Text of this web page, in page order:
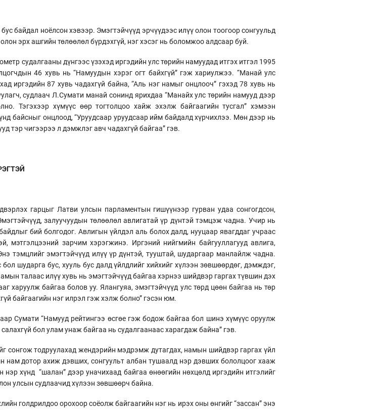
байдал ноёлсон хэвээр. Эмэгтэйчүүд эрчүүдээс илүү олон тоогоор сонгуульд
эрх ашгийн төлөөлөл бүрдэхгүй, нэг хэсэг нь боломжоо алдсаар буй.
судалгааны дүнгээс үзэхэд иргэдийн улс төрийн намуудад итгэх итгэл 1995
46 хувь нь “Намуудын хэрэг огт байхгүй” гэж хариулжээ. “Манай улс
иргэдийн 87 хувь чадахгүй байна, “Аль нэг намыг онцлооч” гэхэд 78 хувь нь
судлаач Л.Сумати манай сонинд ярихдаа “Манайх улс төрийн намууд дээр
Тэгэхээр хүмүүс өөр тогтолцоо хайж эхэлж байгаагийн тусгал” хэмээн
байсныг онцлоод, “Уруудсаар уруудсаар ийм байдалд хүрчихлээ. Мөн дээр нь
тэр чигээрээ л дэмжлэг авч чадахгүй байгаа” гэв.
гарцыг Латви улсын парламентын гишүүнээр гурван удаа сонгогдсон,
залуучуудын төлөөлөл авлигатай үр дүнтэй тэмцэж чадна. Учир нь
бий болгодог. Авлигын үйлдэл аль болох далд, нууцаар явагддаг учраас
мэтгэлцээний зарчим хэрэгжинэ. Иргэний нийгмийн байгууллагууд авлига,
тэмцлийг эмэгтэйчүүд илүү үр дүнтэй, тууштай, шударгаар манлайлж чадна.
шударга бус, хууль бус далд үйлдлийг хийхийг хүлээн зөвшөөрдөг, дэмждэг,
талаас илүү хувь нь эмэгтэйчүүд байгаа хэрнээ шийдвэр гаргах түвшин дэх
харуулж байгаа болов уу. Ялангуяа, эмэгтэйчүүд улс төрд цөөн байгаа нь төр
байгаагийн нэг илрэл гэж хэлж болно” гэсэн юм.
Сумати “Намууд рейтингээ өсгөе гэж бодож байгаа бол шинэ хүмүүс оруулж
бол улам унаж байгаа нь судалгаанаас харагдаж байна” гэв.
сонгож тодруулахад жендэрийн мэдрэмж дутагдах, намын шийдвэр гаргах үйл
нам дотор ахиж дэвших, сонгуульт албан тушаалд нэр дэвших бололцоог хааж
хүнд “шалан” дээр уначихаад байгаа өнөөгийн нөхцөлд иргэдийн итгэлийг
улсын судлаачид хүлээн зөвшөөрч байна.
голдрилдоо орохоор соёолж байгаагийн нэг нь ирэх оны өнгийг “зассан” энэ